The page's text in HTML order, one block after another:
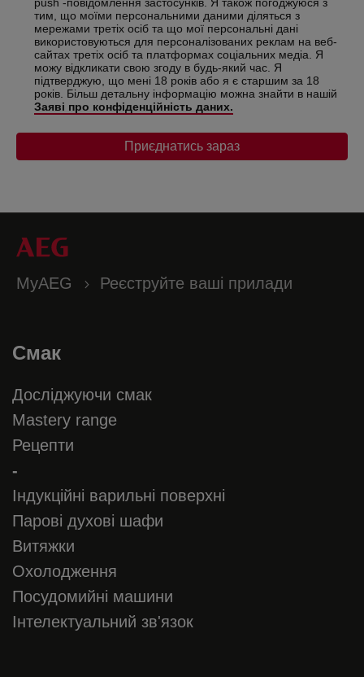
тим, що моїми персональними даними діляться з
мережами третіх осіб та що мої персональні дані
використовуються для персоналізованих реклам на веб-
сайтах третіх осіб та платформах соціальних медіа. Я
можу відкликати свою згоду в будь-який час. Я
підтверджую, що мені 18 років або я є старшим за 18
років. Більш детальну інформацію можна знайти в нашій
Заяві про конфіденційність даних.
Приєднатись зараз
MyAEG Реєструйте ваші прилади
Смак
Досліджуючи смак
Mastery range
Рецепти
-
Індукційні варильні поверхні
Парові духові шафи
Витяжки
Охолодження
Посудомийні машини
Інтелектуальний зв'язок